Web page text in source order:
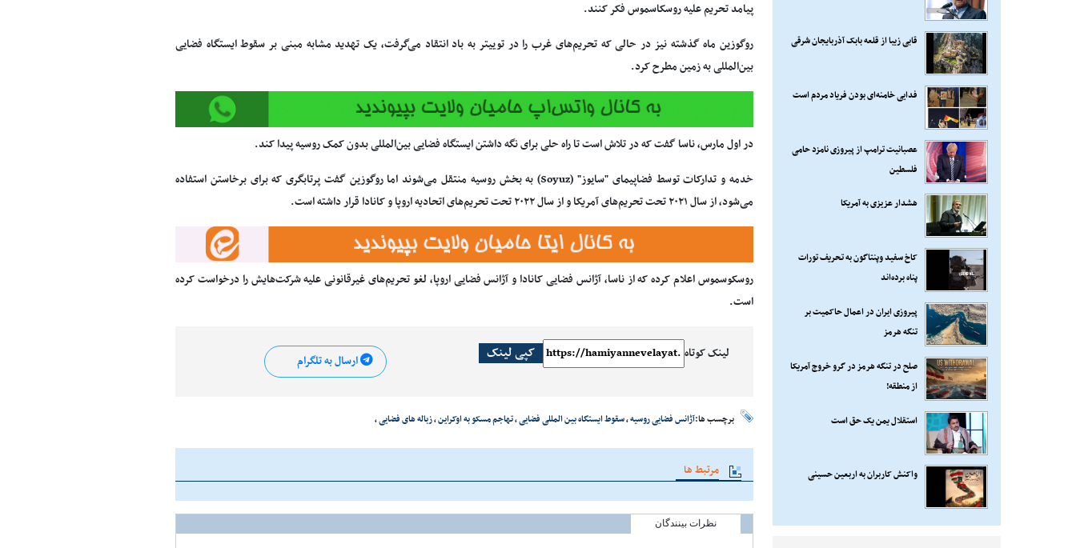
قابی زیبا از قلعه بابک آذربایجان شرقی
فدایی خامنه‌ای بودن فریاد مردم است
عصبانیت ترامپ از پیروزی نامزد حامی
فلسطین
هشدار عزیزی به آمریکا
کاخ سفید وپنتاگون به تحریف تورات
پناه برده‌اند
پیروزی ایران در اعمال حاکمیت بر
تنگه هرمز
صلح در تنگه هرمز در گرو خروج آمریکا
از منطقه!
استقلال یمن یک حق است
واکنش کاربران به اربعین حسینی
پیامد تحریم‌ علیه روسکاسموس فکر کنند.
روگوزین ماه گذشته نیز در حالی که تحریم‌های غرب را در توییتر به باد انتقاد می‌گرفت، یک تهدید مشابه مبنی بر سقوط ایستگاه فضایی
بین‌المللی به زمین مطرح کرد.
در اول مارس، ناسا گفت که در تلاش است تا راه حلی برای نگه داشتن ایستگاه فضایی بین‌المللی بدون کمک روسیه پیدا کند.
خدمه و تدارکات توسط فضاپیمای "سایوز" (Soyuz) به بخش روسیه منتقل می‌شوند اما روگوزین گفت پرتابگری که برای برخاستن استفاده
می‌شود، از سال ۲۰۲۱ تحت تحریم‌های آمریکا و از سال ۲۰۲۲ تحت تحریم‌های اتحادیه اروپا و کانادا قرار داشته است.
روسکوسموس اعلام کرده که از ناسا، آژانس فضایی کانادا و آژانس فضایی اروپا، لغو تحریم‌های غیرقانونی علیه شرکت‌هایش را درخواست کرده
است.
لینک کوتاه کپی لینک ارسال به تلگرام
برچسب ها:آژانس فضایی روسیه،سقوط ایستگاه بین المللی فضایی،تهاجم مسکو به اوکراین،زباله های فضایی،
مرتبط ها
نظرات بینندگان